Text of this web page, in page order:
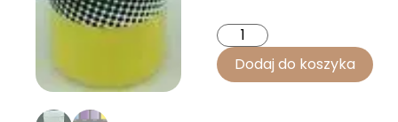
Dodaj do koszyka